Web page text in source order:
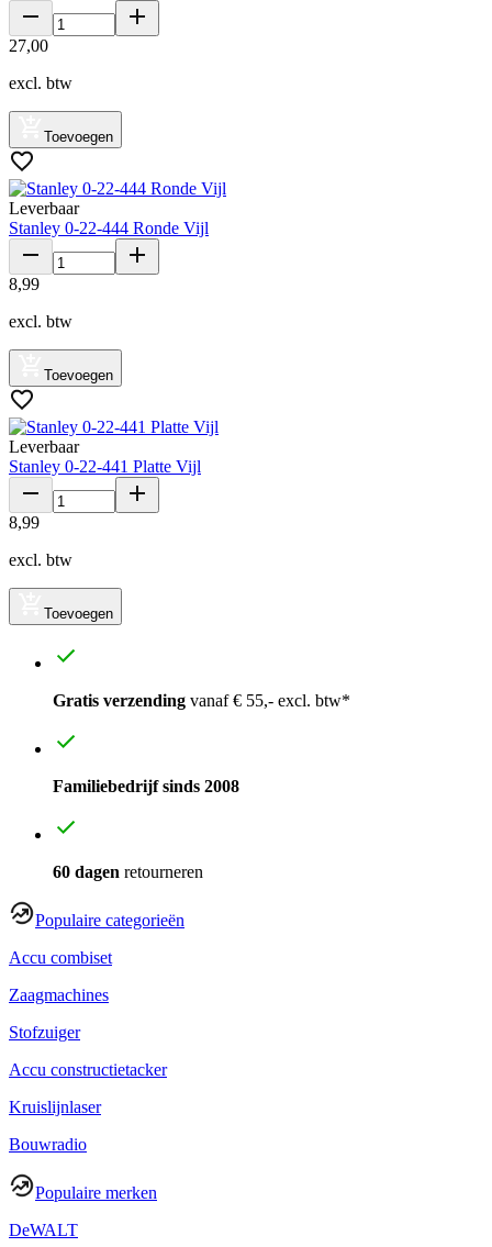
27,00
excl. btw
Toevoegen
Leverbaar
Stanley 0-22-444 Ronde Vijl
8,99
excl. btw
Toevoegen
Leverbaar
Stanley 0-22-441 Platte Vijl
8,99
excl. btw
Toevoegen
Gratis verzending vanaf € 55,- excl. btw*
Familiebedrijf sinds 2008
60 dagen retourneren
Populaire categorieën
Accu combiset
Zaagmachines
Stofzuiger
Accu constructietacker
Kruislijnlaser
Bouwradio
Populaire merken
DeWALT